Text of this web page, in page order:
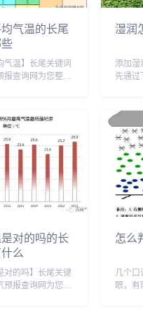
气温的长尾
气温】长尾关键词
报查询网为您整理
温多少,霍城县年
个月天气预报,霍
湿润
添加湿
先通过
以第二
体为辅
阴极极
对的吗的长
么
对的吗】长尾关键
预报查询网为您整
怎么
几个口
眼，有